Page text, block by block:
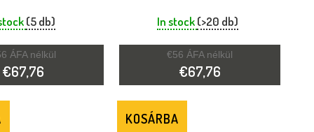
(5 db)
ÁFA nélkül
€67,76
PRÉRIFARKAS BARNA
In stock(>20 db)
€56 ÁFA nélkül
€67,76
KOSÁRBA